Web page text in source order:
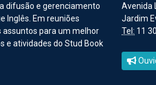
difusão e gerenciamento
Inglês. Em reuniões
assuntos para um melhor
e atividades do Stud Book
Avenida
Jardim
Tel: 11